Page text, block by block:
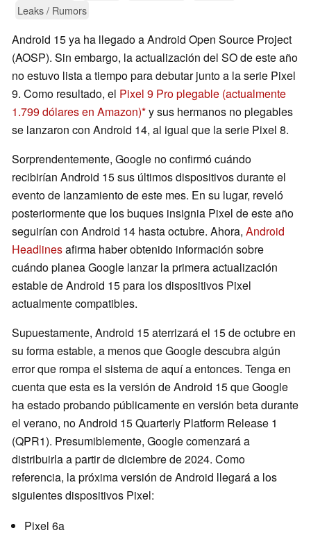
Leaks / Rumors
Android 15 ya ha llegado a Android Open Source Project
(AOSP). Sin embargo, la actualización del SO de este año
no estuvo lista a tiempo para debutar junto a la serie Pixel
9. Como resultado, el Pixel 9 Pro plegable (actualmente
1.799 dólares en Amazon) y sus hermanos no plegables
se lanzaron con Android 14, al igual que la serie Pixel 8.
Sorprendentemente, Google no confirmó cuándo
recibirían Android 15 sus últimos dispositivos durante el
evento de lanzamiento de este mes. En su lugar, reveló
posteriormente que los buques insignia Pixel de este año
seguirían con Android 14 hasta octubre. Ahora, Android
Headlinesafirma haber obtenido información sobre
cuándo planea Google lanzar la primera actualización
estable de Android 15 para los dispositivos Pixel
actualmente compatibles.
Supuestamente, Android 15 aterrizará el 15 de octubre en
su forma estable, a menos que Google descubra algún
error que rompa el sistema de aquí a entonces. Tenga en
cuenta que esta es la versión de Android 15 que Google
ha estado probando públicamente en versión beta durante
el verano, no Android 15 Quarterly Platform Release 1
(QPR1). Presumiblemente, Google comenzará a
distribuirla a partir de diciembre de 2024. Como
referencia, la próxima versión de Android llegará a los
siguientes dispositivos Pixel:
Pixel 6a